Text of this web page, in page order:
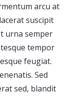
arcu at
suscipit
urna semper
tempor
feugiat.
Sed
sed, blandit